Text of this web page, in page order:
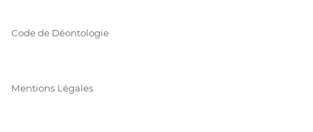
Code de Déontologie
Mentions Légales